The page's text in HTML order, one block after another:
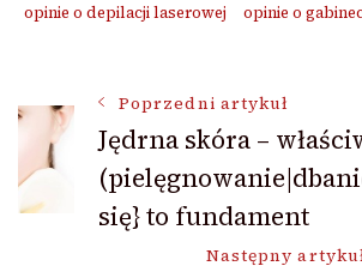
opinie o depilacji laserowej
opinie o
Nawigacja
wpisu
Poprzedni artykuł
Jędrna skóra –
się} to fundament
Następny